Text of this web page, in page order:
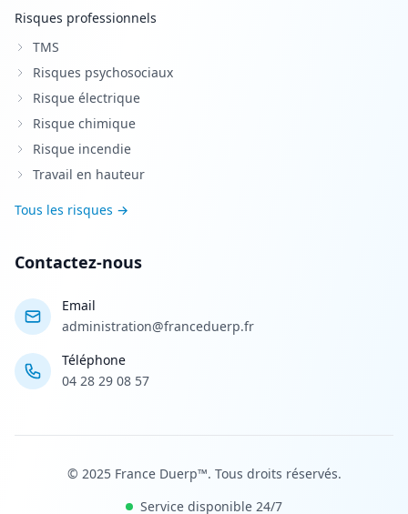
Risques professionnels
TMS
Risques psychosociaux
Risque électrique
Risque chimique
Risque incendie
Travail en hauteur
Tous les risques →
Contactez-nous
Email
administration@franceduerp.fr
Téléphone
04 28 29 08 57
© 2025 France Duerp™. Tous droits réservés.
Service disponible 24/7